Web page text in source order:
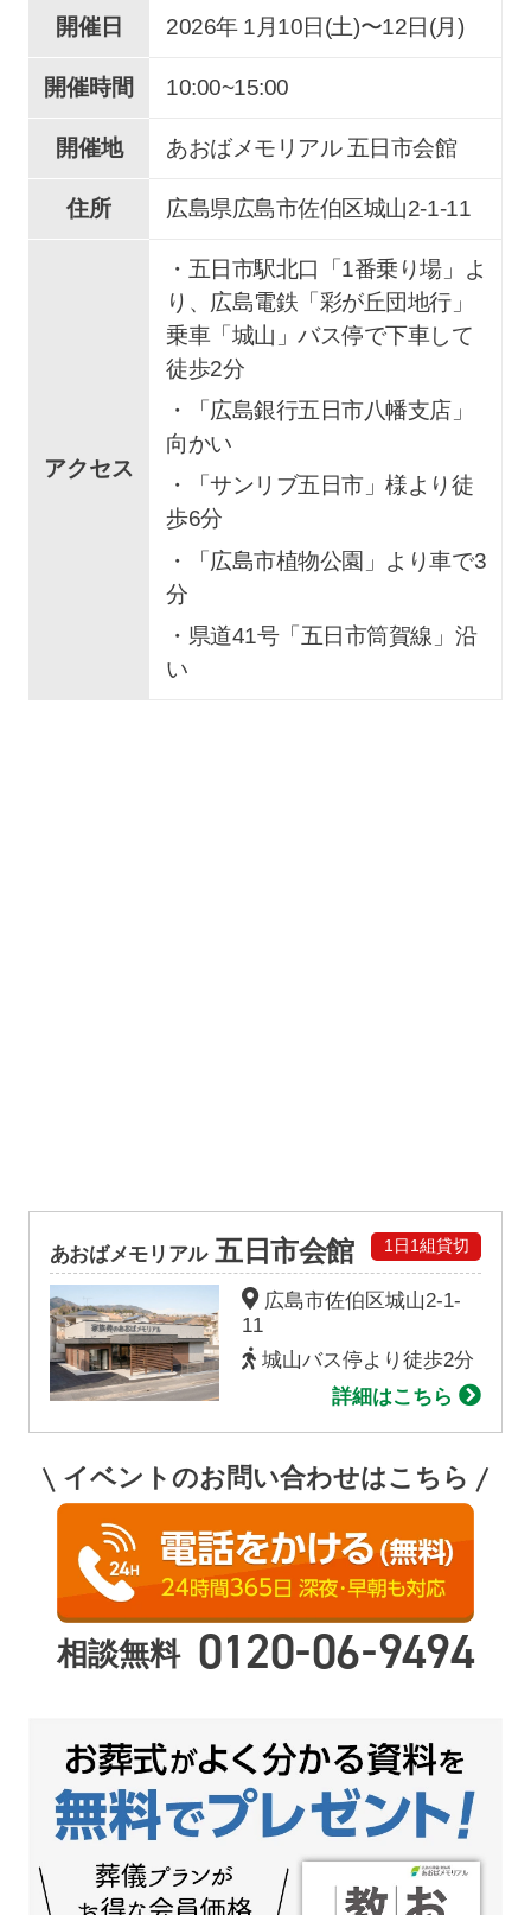
開催日 2026年 1 月 10日(土)〜12日(月)
開催時間 10:00~15:00
開催地 あおばメモリアル 五日市会館
住所 広島県広島市佐伯区城山2-1-11
アクセス
・五日市駅北口「1番乗り場」よ
り、広島電鉄「彩が丘団地行」
乗車「城山」バス停で下車して
徒歩2分
・「広島銀行五日市八幡支店」
向かい
・「サンリブ五日市」様より徒
歩6分
・「広島市植物公園」より車で3
分
・県道41号「五日市筒賀線」沿
い
あおばメモリアル 五日市会館 1日1組貸切
広島市佐伯区城山2-1-
11
城山バス停より徒歩2分
詳細はこちら
イベントのお問い合わせはこちら
相談無料 0120-06-9494